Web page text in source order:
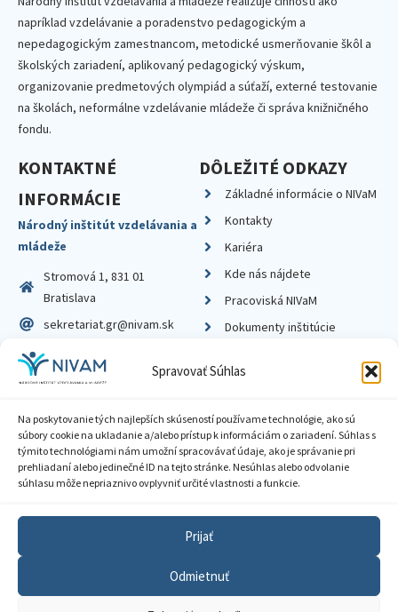
Spravovať Súhlas
Na poskytovanie tých najlepších skúseností používame technológie, ako sú
súbory cookie na ukladanie a/alebo prístup k informáciám o zariadení. Súhlas s
týmito technológiami nám umožní spracovávať údaje, ako je správanie pri
prehliadaní alebo jedinečné ID na tejto stránke. Nesúhlas alebo odvolanie
súhlasu môže nepriaznivo ovplyvniť určité vlastnosti a funkcie.
Prijať
Odmietnuť
napríklad vzdelávanie a poradenstvo pedagogickým a
nepedagogickým zamestnancom, metodické usmerňovanie škôl a
školských zariadení, aplikovaný pedagogický výskum,
organizovanie predmetových olympiád a súťaží, externé testovanie
na školách, neformálne vzdelávanie mládeže či správa knižničného
fondu.
KONTAKTNÉ
INFORMÁCIE
Národný inštitút vzdelávania a
mládeže
Stromová 1, 831 01
Bratislava
sekretariat.gr@nivam.sk
IČO: 00164348
DIČ: 2020798714
DÔLEŽITÉ ODKAZY
Základné informácie o NIVaM
Kontakty
Kariéra
Kde nás nájdete
Pracoviská NIVaM
Dokumenty inštitúcie
Zásady ochrany súkromia
Sprístupnenie informácií
Nastavenia cookies